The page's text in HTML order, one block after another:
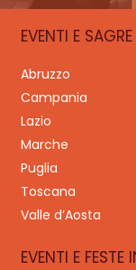
EVENTI E
Abruzzo
Campania
Lazio
Marche
Puglia
Toscana
Valle d’Aosta
EVENTI E FESTE